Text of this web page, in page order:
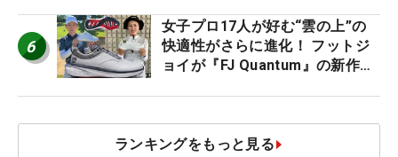
6
女子プロ17人が好む“雲の上”の
快適性がさらに進化！ フットジ
ョイが『FJ Quantum』の新作を
ランキングをもっと見る